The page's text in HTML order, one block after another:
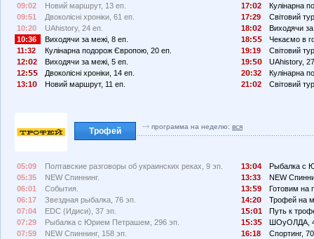
09:02
Новий маршрут, 13 еп.
09:51
Двоколісні хроніки, 61 еп.
10:20
UAhistory, 24 еп.
10:36
Виходячи за межі, 8 еп.
11:32
Кулінарна подорож Європою, 20 еп.
12:
2
Виходячи за межі, 5 еп.
12:
Двоколісні хроніки, 14 еп.
13:1
Новий маршрут, 11 еп.
17:
2
Кулінарна
17:29
Світовий
18:
2
Виходячи
18:
Чекаємо в
19:19
Світовий
19:
UAhistory,
2
:32
Кулінарна
21:
2 Світовий
Трофей программа на неделю: вся
05:09
Полтавские разговоры об украинских реках, 9 эп.
05:35
NEW Спиннинг.
06:01
События.
06:17
Звездная рыбалка, 76 эп.
07:04
EDC (Идиси), 37 эп.
07:29
Рыбалка с Юрием Петрашем, 296 эп.
07:59
NEW Спиннинг, 158 эп.
13: 4
Рыбалка с
13:33
NEW
13:
9
Готовим на
14:2
Трофей на
1
: 1
Путь к
1
:3
ШОуОЛДА,
16:18
Спортинг,